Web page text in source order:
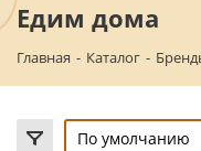
Едим дома
Главная - Каталог -
По умолчанию